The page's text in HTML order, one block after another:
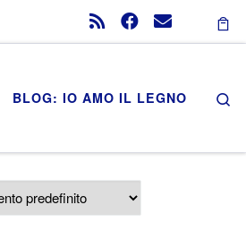
BLOG: IO AMO IL LEGNO